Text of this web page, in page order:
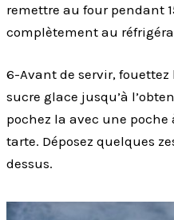
remettre au four pendant
complètement au
6-Avant de servir,
sucre glace jusqu’à
pochez la avec une
tarte. Déposez quelques
dessus.